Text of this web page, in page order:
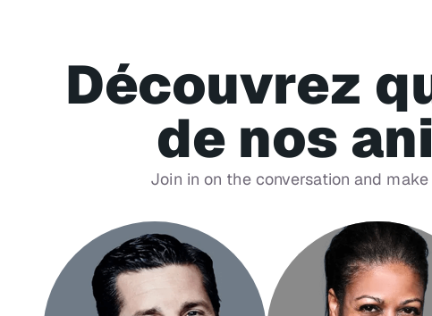
Découvrez
de nos
Join in on the conversation and